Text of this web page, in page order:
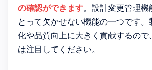
の確認ができます。設計変更管理機
とって欠かせない機能の一つです
化や品質向上に大きく貢献するので
は注目してください。